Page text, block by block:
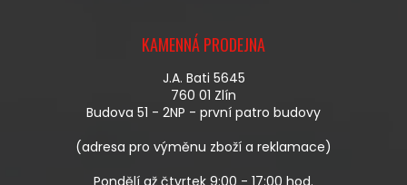
KAMENNÁ PRODEJNA
J.A. Bati 5645
760 01 Zlín
Budova 51 - 2NP - první patro budovy
(adresa pro výměnu zboží a reklamace)
Pondělí až čtvrtek 9:00 - 17:00 hod.